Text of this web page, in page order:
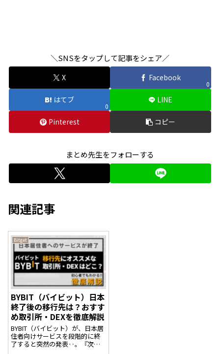
＼SNSをタップして記事をシェア／
X Facebook
0
はてブ
0
LINE
Pinterest コピー
まとめ先生をフォローする
関連記事
Bitget
BYBIT（バイビット）日本
終了後の移行先は？おすす
め取引所・DEXを徹底解説
BYBIT（バイビット）が、日本居
住者向けサービスを段階的に終
了すると突然の発表‥。『次は